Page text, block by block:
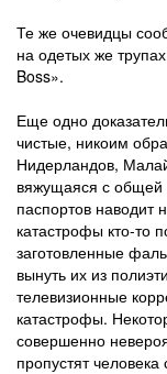
Те же очевидцы
на одетых же
Boss».
Еще одно
чистые, никоим
Нидерландов,
вяжущаяся с общей
паспортов наводит
катастрофы кто-то
заготовленные
вынуть их из
телевизионные
катастрофы.
совершенно
пропустят